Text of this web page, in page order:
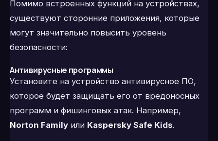
Помимо встроенных функций на устройствах,
существуют сторонние приложения, которые
могут значительно повысить уровень
безопасности:
Антивирусные программы
Установите на устройство антивирусное ПО,
которое будет защищать его от вредоносных
программ и фишинговых атак. Например,
Norton Family или Kaspersky Safe Kids.